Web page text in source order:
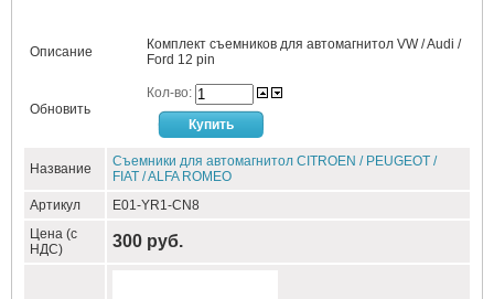
Описание
Комплект съемников для автомагнитол VW / Audi /
Ford 12 pin
Обновить
Кол-во:
Название
Съемники для автомагнитол CITROEN / PEUGEOT /
FIAT / ALFA ROMEO
Артикул
E01-YR1-CN8
Цена (с
НДС)
300 руб.